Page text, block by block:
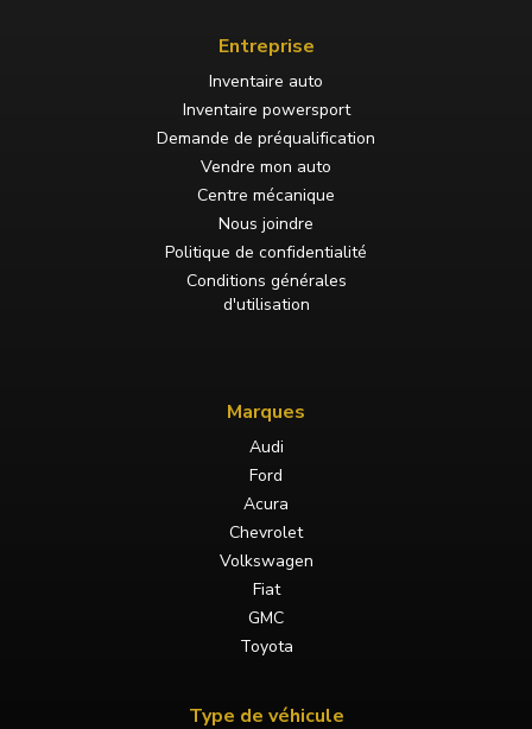
Entreprise
Inventaire auto
Inventaire powersport
Demande de préqualification
Vendre mon auto
Centre mécanique
Nous joindre
Politique de confidentialité
Conditions générales
d'utilisation
Marques
Audi
Ford
Acura
Chevrolet
Volkswagen
Fiat
GMC
Toyota
Type de véhicule